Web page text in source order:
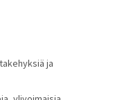
ja